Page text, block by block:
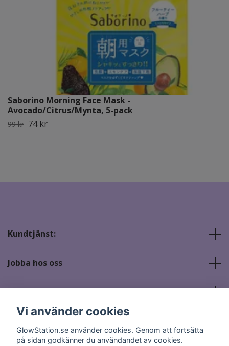
Saborino Morning Face Mask -
Avocado/Citrus/Mynta, 5-pack
99 kr 74 kr
Kundtjänst:
Jobba hos oss
Sociala medier
Vi använder cookies
GlowStation.se använder cookies. Genom att fortsätta
på sidan godkänner du användandet av cookies.